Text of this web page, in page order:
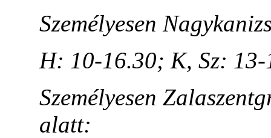
Személyesen
H: 10-16.30; K, Sz:
Személyesen
alatt: